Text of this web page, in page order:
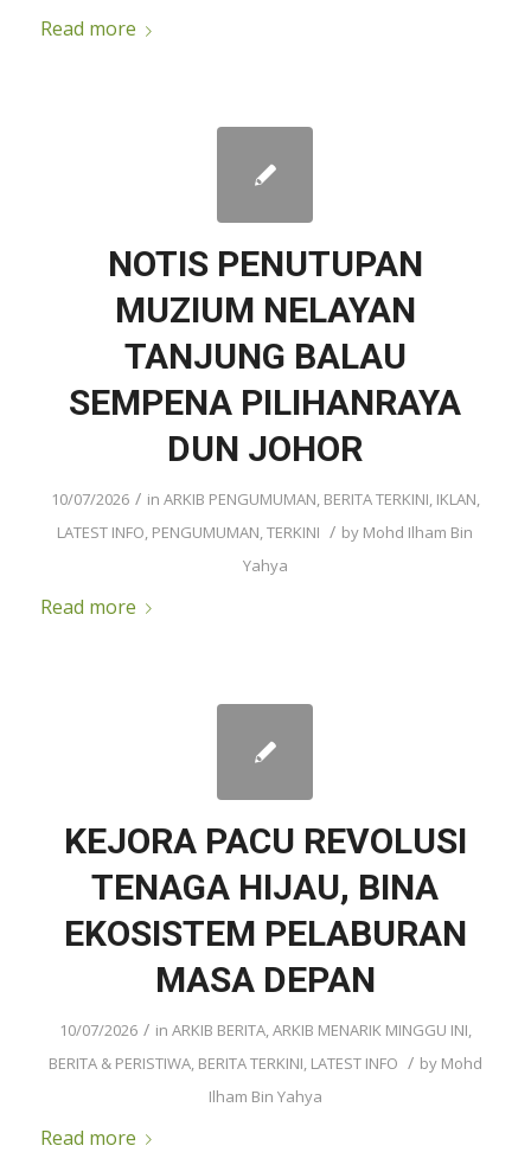
Read more
NOTIS PENUTUPAN
MUZIUM NELAYAN
TANJUNG BALAU
SEMPENA PILIHANRAYA
DUN JOHOR
10/07/2026 / in ARKIB PENGUMUMAN BERITA TERKINI IKLAN
LATEST INFO PENGUMUMAN ,TERKINI / by Mohd Ilham Bin
Yahya
Read more
KEJORA PACU REVOLUSI
TENAGA HIJAU, BINA
EKOSISTEM PELABURAN
MASA DEPAN
10/07/2026 / in ARKIB BERITA,ARKIB MENARIK MINGGU INI,
BERITA & PERISTIWA, BERITA TERKINI, LATEST INFO / by Mohd
Ilham Bin Yahya
Read more